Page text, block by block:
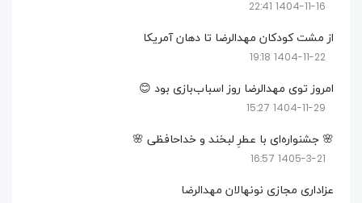
1404-11-16 22:41
از مشت کودکان مهدالرضا تا دهان آمریکا
1404-11-22 19:18
امروز توی مهدالرضا روز اسباب‌بازی بود 😊
1404-11-29 15:27
🌸 جشنواره‌ای با عطرِ لبخند و خداحافظی 🌸
1405-3-21 16:57
عزاداری مجازی نونهالان مهدالرضا